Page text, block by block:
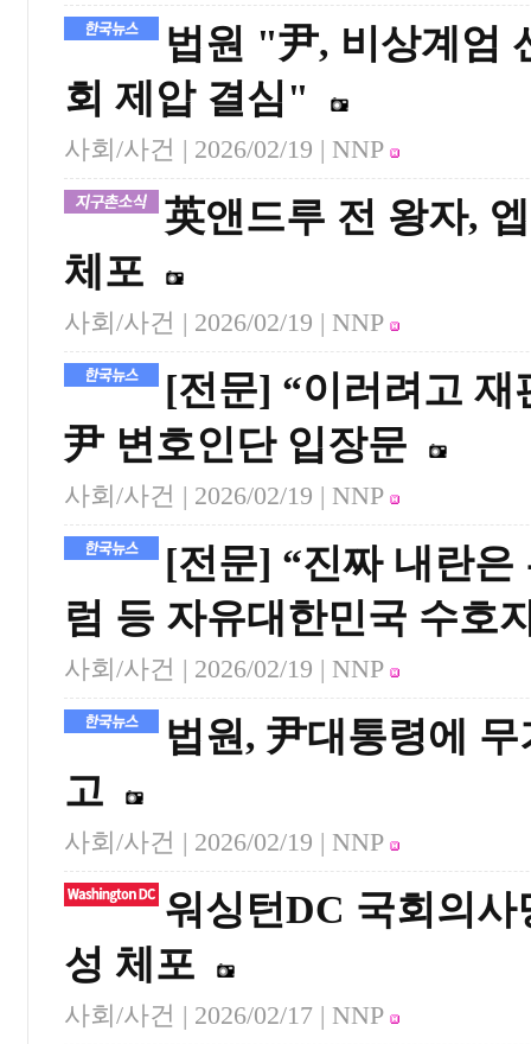
법원 "尹, 비상계엄
회 제압 결심"
사회/사건 | 2026/02/19 | NNP
英앤드루 전 왕자,
체포
사회/사건 | 2026/02/19 | NNP
[전문] “이러려고
尹 변호인단 입장문
사회/사건 | 2026/02/19 | NNP
[전문] “진짜 내란
럼 등 자유대한민국 수호
사회/사건 | 2026/02/19 | NNP
법원, 尹대통령에
고
사회/사건 | 2026/02/19 | NNP
워싱턴DC 국회의
성 체포
사회/사건 | 2026/02/17 | NNP